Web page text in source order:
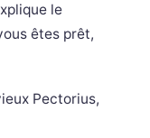
le
êtes prêt,
Pectorius,